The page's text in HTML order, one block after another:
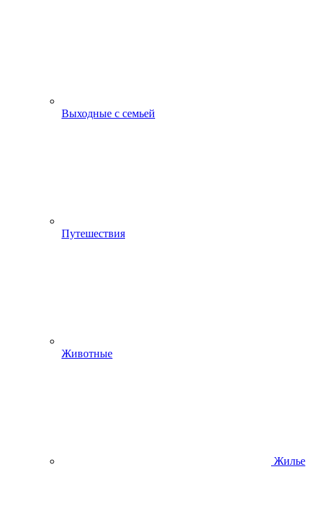
Выходные с семьей
Путешествия
Животные
Жилье